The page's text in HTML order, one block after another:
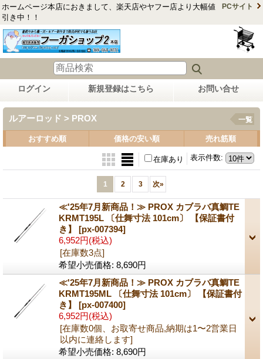
ホームページ本店におきまして、楽天店やヤフー店より大幅値
引き中！！
PCサイト
ログイン 新規登録はこちら お問い合せ
ルアーロッド > PROX 一覧
おすすめ順 価格の安い順 売れ筋順
表示件数:
在庫あり
1 2 3 次»
≪'25年7月新商品！≫ PROX カブラバ真鯛TE
KRMT195L 〔仕舞寸法 101cm〕 【保証書付
き】 [px-007394]
6,952円(税込)
[在庫数3点]
希望小売価格: 8,690円
≪'25年7月新商品！≫ PROX カブラバ真鯛TE
KRMT195ML 〔仕舞寸法 101cm〕 【保証書付
き】 [px-007400]
6,952円(税込)
[在庫数0個、お取寄せ商品,納期は1〜2営業日
以内に連絡します]
希望小売価格: 8,690円